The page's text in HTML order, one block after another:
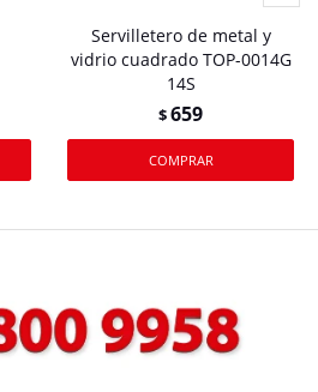
Servilletero de metal y
vidrio cuadrado TOP-0014G
14S
$659